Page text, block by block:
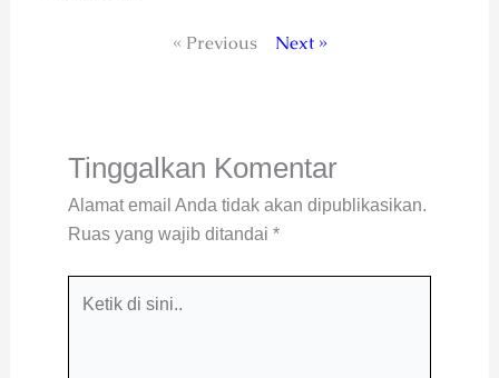
« Previous Next »
Tinggalkan Komentar
Alamat email Anda tidak akan dipublikasikan.
Ruas yang wajib ditandai *